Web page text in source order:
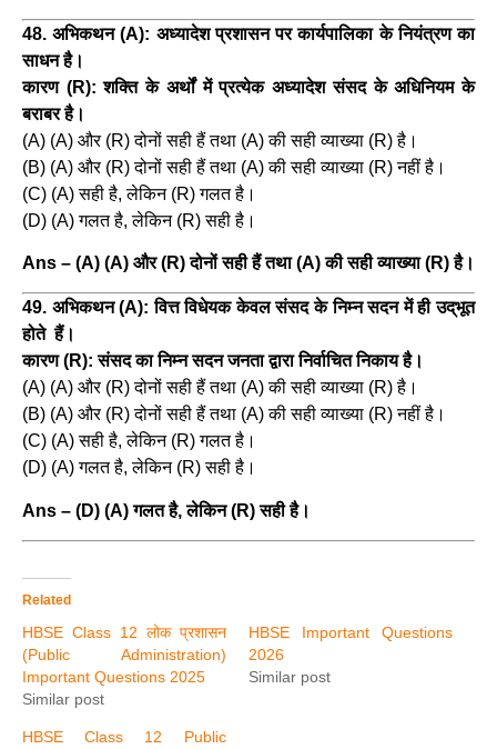
48. अभिकथन (A): अध्यादेश प्रशासन पर कार्यपालिका के नियंत्रण का
साधन है।
कारण (R): शक्ति के अर्थों में प्रत्येक अध्यादेश संसद के अधिनियम के
बराबर है।
(A) (A) और (R) दोनों सही हैं तथा (A) की सही व्याख्या (R) है।
(B) (A) और (R) दोनों सही हैं तथा (A) की सही व्याख्या (R) नहीं है।
(C) (A) सही है, लेकिन (R) गलत है।
(D) (A) गलत है, लेकिन (R) सही है।
Ans – (A) (A) और (R) दोनों सही हैं तथा (A) की सही व्याख्या (R) है।
49. अभिकथन (A): वित्त विधेयक केवल संसद के निम्न सदन में ही उद्‌भूत
होते हैं।
कारण (R): संसद का निम्न सदन जनता द्वारा निर्वाचित निकाय है।
(A) (A) और (R) दोनों सही हैं तथा (A) की सही व्याख्या (R) है।
(B) (A) और (R) दोनों सही हैं तथा (A) की सही व्याख्या (R) नहीं है।
(C) (A) सही है, लेकिन (R) गलत है।
(D) (A) गलत है, लेकिन (R) सही है।
Ans – (D) (A) गलत है, लेकिन (R) सही है।
Related
HBSE Class 12 लोक प्रशासन
(Public Administration)
Important Questions 2025
Similar post
HBSE Important Questions
2026
Similar post
HBSE Class 12 Public